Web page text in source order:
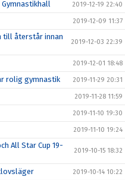
2019-12-19 22:40
2019-12-09 11:37
till återstår innan
2019-12-03 22:39
2019-12-01 18:48
rolig gymnastik 2019-11-29 20:31
2019-11-28 11:59
2019-11-10 19:30
2019-11-10 19:24
All Star Cup 19-
2019-10-15 18:32
2019-10-14 10:22